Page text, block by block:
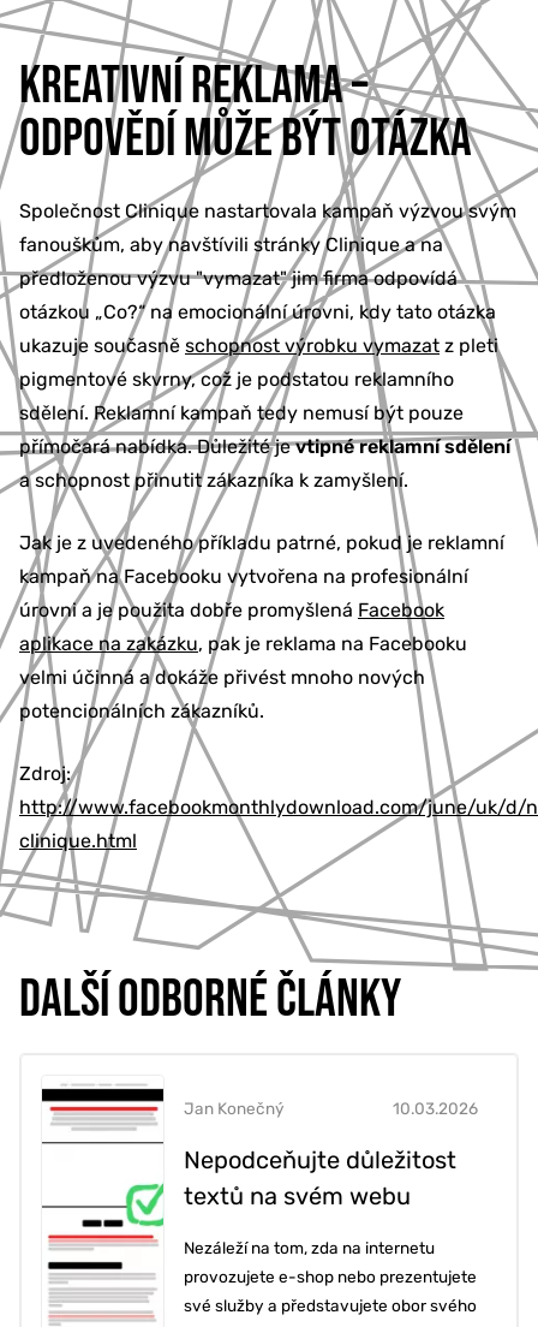
KREATIVNÍ REKLAMA –
ODPOVĚDÍ MŮŽE BÝT OTÁZKA
Společnost Clinique nastartovala kampaň výzvou svým
fanouškům, aby navštívili stránky Clinique a na
předloženou výzvu "vymazat" jim firma odpovídá
otázkou „Co?“ na emocionální úrovni, kdy tato otázka
ukazuje současně schopnost výrobku vymazat z pleti
pigmentové skvrny, což je podstatou reklamního
sdělení. Reklamní kampaň tedy nemusí být pouze
přímočará nabídka. Důležité jevtipné reklamní sdělení
a schopnost přinutit zákazníka k zamyšlení.
Jak je z uvedeného příkladu patrné, pokud je reklamní
kampaň na Facebooku vytvořena na profesionální
úrovni a je použita dobře promyšlená Facebook
aplikace na zakázku, pak je reklama na Facebooku
velmi účinná a dokáže přivést mnoho nových
potencionálních zákazníků.
Zdroj:
http://www.facebookmonthlydownload.com/june/uk/d/
clinique.html
DALŠÍ ODBORNÉ ČLÁNKY
Nepodceňujte důležitost
textů na svém webu
10.03.2026
Jan Konečný
Nezáleží na tom, zda na internetu
provozujete e-shop nebo prezentujete
své služby a představujete obor svého